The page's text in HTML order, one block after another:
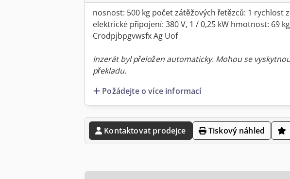
nosnost: 500 kg počet zátěžových řetězců: 1 rychlost
elektrické připojení: 380 V, 1 / 0,25 kW hmotnost: 69 kg
Crodpjbpgvwsfx Ag Uof
Inzerát byl přeložen automaticky. Mohou se
překladu.
Požádejte o více informací
Kontaktovat prodejce Tiskový náhled